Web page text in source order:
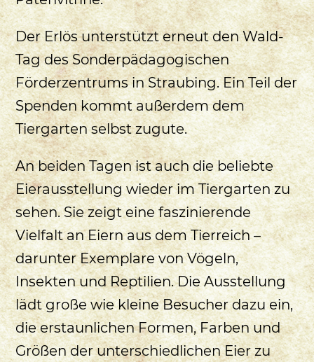
Der Erlös unterstützt erneut den Wald-
Tag des Sonderpädagogischen
Förderzentrums in Straubing. Ein Teil der
Spenden kommt außerdem dem
Tiergarten selbst zugute.
An beiden Tagen ist auch die beliebte
Eierausstellung wieder im Tiergarten zu
sehen. Sie zeigt eine faszinierende
Vielfalt an Eiern aus dem Tierreich –
darunter Exemplare von Vögeln,
Insekten und Reptilien. Die Ausstellung
lädt große wie kleine Besucher dazu ein,
die erstaunlichen Formen, Farben und
Größen der unterschiedlichen Eier zu